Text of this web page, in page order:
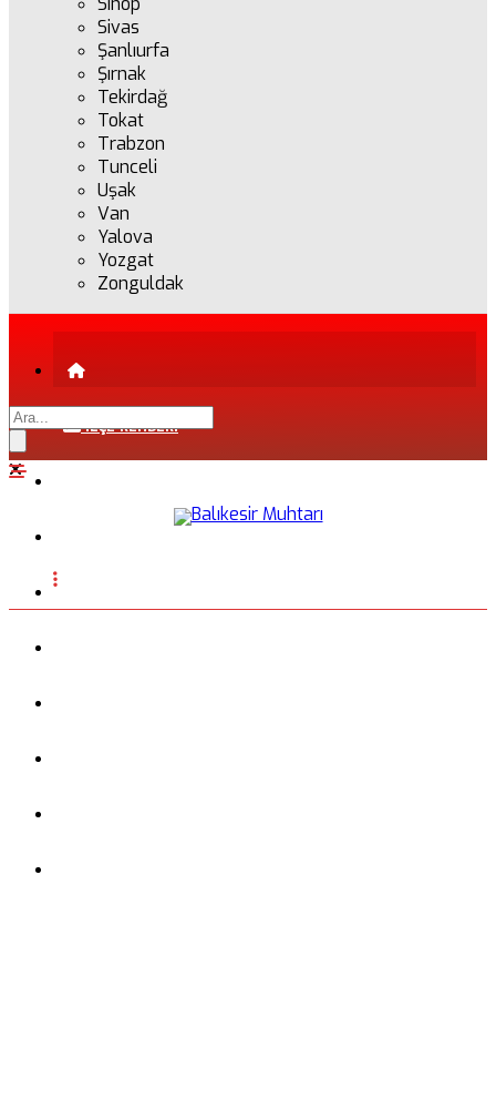
Sivas
Şanlıurfa
Şırnak
Tekirdağ
Tokat
Trabzon
Tunceli
Uşak
Van
Yalova
Yozgat
Zonguldak
İLÇE REHBERİ